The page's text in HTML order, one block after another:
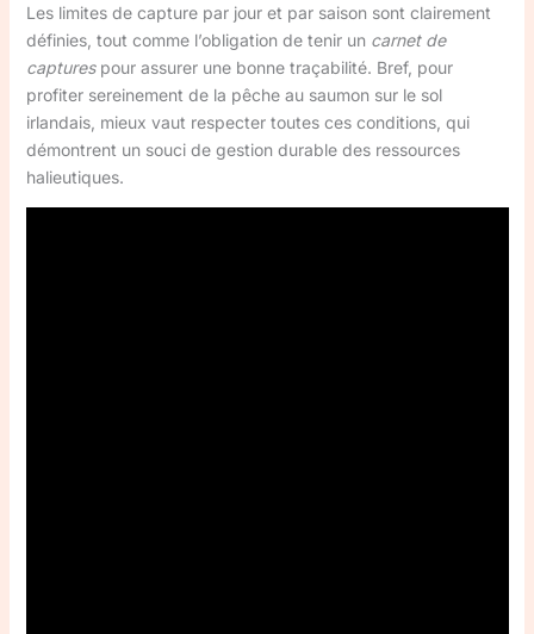
Les limites de capture par jour et par saison sont clairement
définies, tout comme l’obligation de tenir un carnet de
capturespour assurer une bonne traçabilité. Bref, pour
profiter sereinement de la pêche au saumon sur le sol
irlandais, mieux vaut respecter toutes ces conditions, qui
démontrent un souci de gestion durable des ressources
halieutiques.